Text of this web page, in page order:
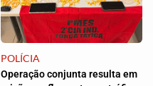
POLÍCIA
Operação conjunta resulta em